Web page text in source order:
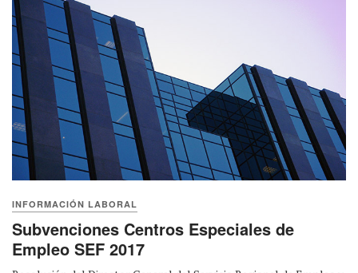
INFORMACIÓN LABORAL
Subvenciones Centros Especiales de
Empleo SEF 2017